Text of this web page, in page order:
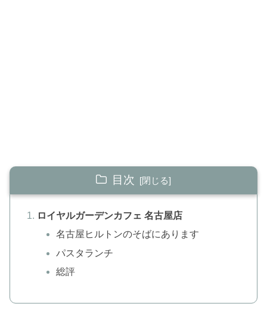
目次
ロイヤルガーデンカフェ 名古屋店
名古屋ヒルトンのそばにあります
パスタランチ
総評